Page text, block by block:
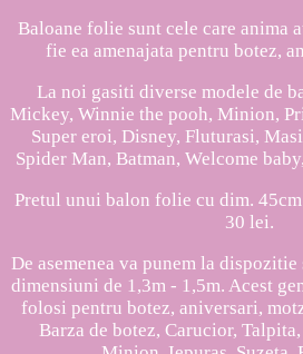
Baloane folie sunt cele care anima
fie ea amenajata pentru botez,
La noi gasiti diverse modele de
Mickey, Winnie the pooh, Minion,
Super eroi, Disney, Fluturasi,
Spider Man, Batman, Welcome
Pretul unui balon folie cu dim.
30 lei.
De asemenea va punem la
dimensiuni de 1,3m - 1,5m. Acest
folosi pentru botez, aniversari,
Barza de botez, Carucior,